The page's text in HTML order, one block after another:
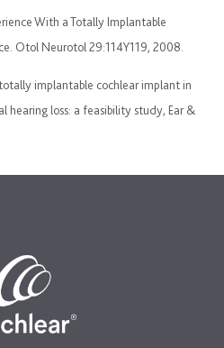
With a Totally Implantable
Otol Neurotol 29:114Y119, 2008.
implantable cochlear implant in
hearing loss: a feasibility study, Ear &